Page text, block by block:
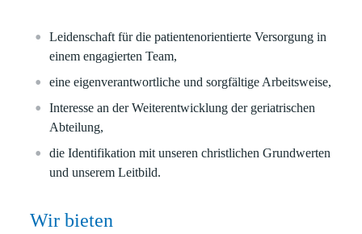
Leidenschaft für die patientenorientierte Versorgung in
einem engagierten Team,
eine eigenverantwortliche und sorgfältige Arbeitsweise,
Interesse an der Weiterentwicklung der geriatrischen
Abteilung,
die Identifikation mit unseren christlichen Grundwerten
und unserem Leitbild.
Wir bieten